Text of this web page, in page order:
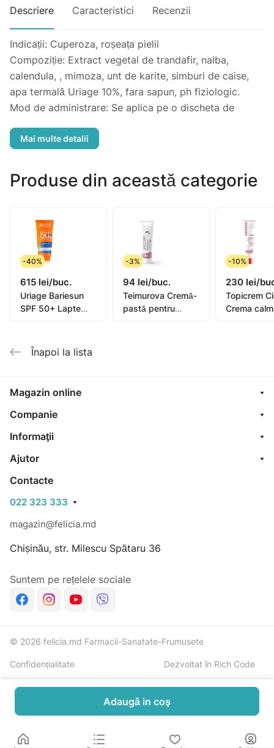
Descriere Caracteristici Recenzii
Indicații: Cuperoza, roșeața pielii
Compoziție: Extract vegetal de trandafir, nalba,
calendula, , mimoza, unt de karite, simburi de caise,
apa termală Uriage 10%, fara sapun, ph fiziologic.
Mod de administrare: Se aplica pe o discheta de
Atenționări:
Produse din această categorie
-40%
615 lei/buc.
Uriage Bariesun
SPF 50+ Lapte
-3%
94 lei/buc.
Teimurova Cremă-
pastă pentru
-10%
230 lei/
Topicrem
Crema
Înapoi la lista
Magazin online
Companie
Informaţii
Ajutor
Contacte
022 323 333
magazin@felicia.md
Chișinău, str. Milescu Spătaru 36
Suntem pe rețelele sociale
© 2026 felicia.md Farmacii-Sanatate-Frumusete
Confidențialitate Dezvoltat în Rich Code
Adaugă in coş